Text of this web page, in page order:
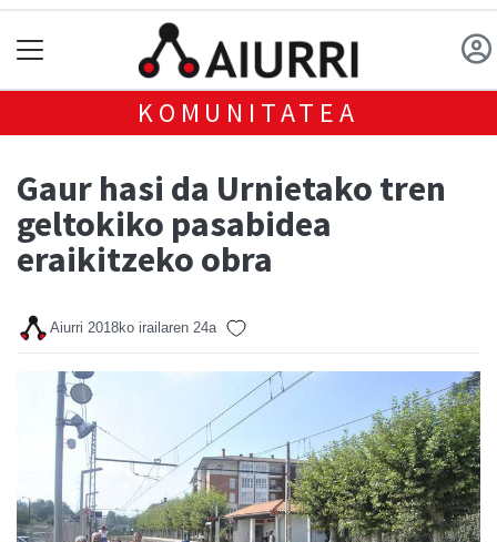
KOMUNITATEA
Gaur hasi da Urnietako tren
geltokiko pasabidea
eraikitzeko obra
Aiurri 2018ko irailaren 24a